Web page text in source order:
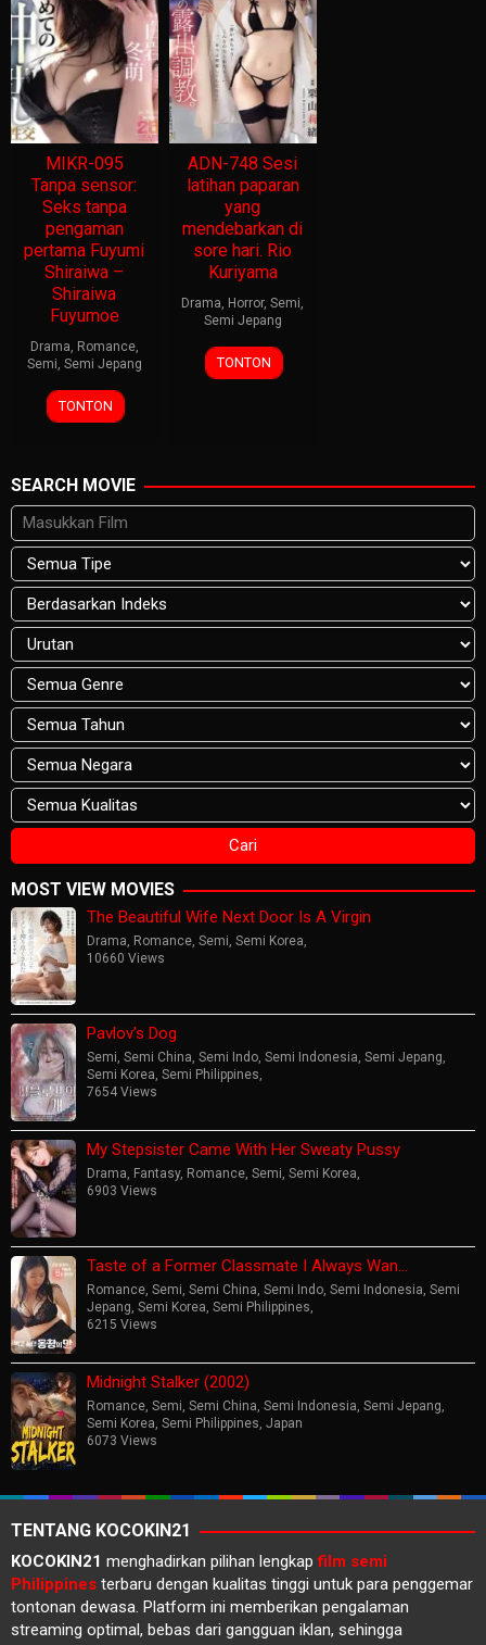
MIKR-095
Tanpa sensor:
Seks tanpa
pengaman
pertama Fuyumi
Shiraiwa –
Shiraiwa
Fuyumoe
Drama, Romance,
Semi, Semi Jepang
TONTON
ADN-748 Sesi
latihan paparan
yang
mendebarkan di
sore hari. Rio
Kuriyama
Drama, Horror,Semi,
Semi Jepang
TONTON
SEARCH MOVIE
MOST VIEW MOVIES
The Beautiful Wife Next Door Is A Virgin
Drama, Romance, Semi, Semi Korea,
10660 Views
Pavlov’s Dog
Semi, Semi China, Semi Indo, Semi Indonesia, Semi Jepang,
Semi Korea, Semi Philippines,
7654 Views
My Stepsister Came With Her Sweaty Pussy
Drama, Fantasy, Romance, Semi, Semi Korea,
6903 Views
Taste of a Former Classmate I Always Wan…
Romance, Semi, Semi China, Semi Indo, Semi Indonesia, Semi
Jepang, Semi Korea, Semi Philippines,
6215 Views
Midnight Stalker (2002)
Romance, Semi, Semi China, Semi Indonesia, Semi Jepang,
Semi Korea, Semi Philippines, Japan
6073 Views
TENTANG KOCOKIN21
KOCOKIN21 menghadirkan pilihan lengkapfilm semi
Philippines terbaru dengan kualitas tinggi untuk para penggemar
tontonan dewasa. Platform ini memberikan pengalaman
streaming optimal, bebas dari gangguan iklan, sehingga